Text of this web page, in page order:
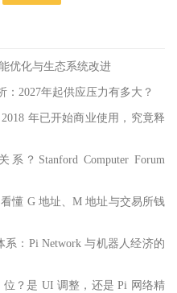
优化与生态系统改进
：2027年起供应压力有多大？
年已开始商业使用，究竟释
？Stanford Computer Forum
懂 G 地址、M 地址与交易所钱
系：Pi Network 与机器人经济的
？是 UI 调整，还是 Pi 网络精